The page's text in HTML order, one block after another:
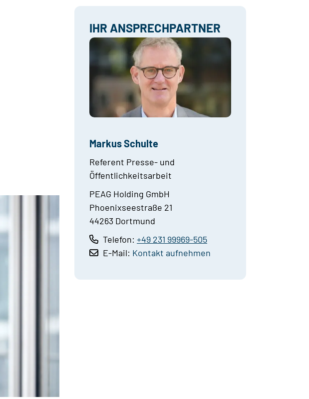
IHR ANSPRECHPARTNER
Markus Schulte
Referent Presse- und
Öffentlichkeitsarbeit
PEAG Holding GmbH
Phoenixseestraße 21
44263 Dortmund
Telefon: +49 231 99969-505
E-Mail: Kontakt aufnehmen